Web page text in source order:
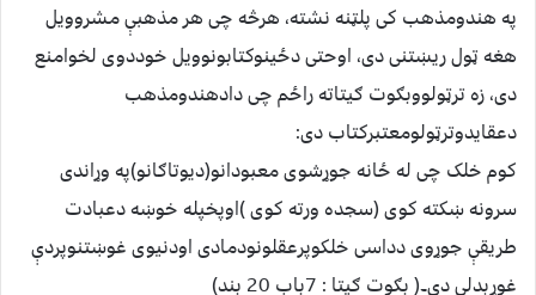
په هندومذهب کی پلټنه نشته، هرڅه چی هر مذهبې مشروویل
هغه ټول ریښتنی دی، اوحتی دځینوکتابونوویل خوددوی لخوامنع
دی، زه ترټولووبګوت ګیتاته راځم چی دادهندومذهب
دعقایدوترټولومعتبرکتاب دی:
کوم خلک چی له ځانه جوړشوی معبودانو(دیوتاګانو)په وړاندی
سرونه ښکته کوی (سجده ورته کوی )اوپخپله خوښه دعبادت
طریقې جوړوی دداسی خلکوپرعقلونودمادی اودنیوی غوښتنوپردې
غوړېدلې دې۔( بګوت ګیتا : 7باب 20 بند)